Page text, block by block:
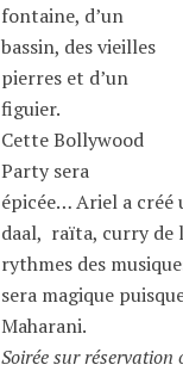
fontaine, d’un
bassin, des vieilles
pierres et d’un
figuier.
Cette Bollywood
Party sera
épicée… Ariel a créé
daal, raïta, curry de
rythmes des
sera magique
Maharani.
Soirée sur réservation